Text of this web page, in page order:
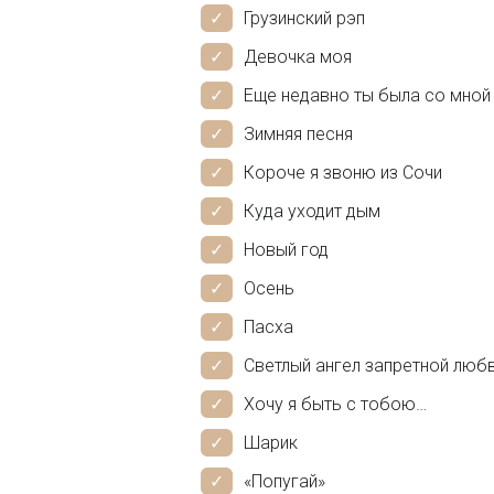
Грузинский рэп
Девочка моя
Еще недавно ты была со мной
Зимняя песня
Короче я звоню из Сочи
Куда уходит дым
Новый год
Осень
Пасха
Светлый ангел запретной
Хочу я быть с тобою…
Шарик
«Попугай»